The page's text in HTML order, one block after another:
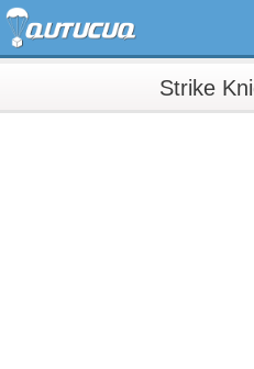
Strike